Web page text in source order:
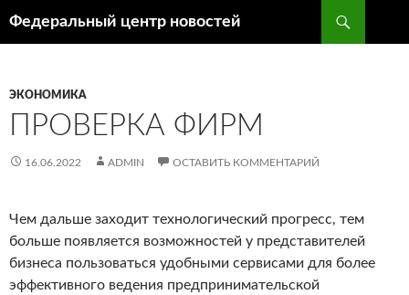
Федеральный центр новостей
ЭКОНОМИКА
ПРОВЕРКА ФИРМ
16.06.2022 ADMIN ОСТАВИТЬ КОММЕНТАРИЙ
Чем дальше заходит технологический прогресс, тем
больше появляется возможностей у представителей
бизнеса пользоваться удобными сервисами для более
эффективного ведения предпринимательской